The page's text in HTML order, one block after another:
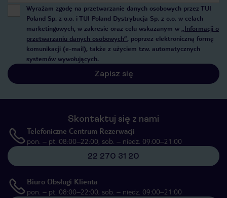
Wyrażam zgodę na przetwarzanie danych osobowych przez TUI
Poland Sp. z o.o. i TUI Poland Dystrybucja Sp. z o.o. w celach
marketingowych, w zakresie oraz celu wskazanym w „Informacji o
przetwarzaniu danych osobowych”, poprzez elektroniczną formę
komunikacji (e-mail), także z użyciem tzw. automatycznych
systemów wywołujących.
Zapisz się
Skontaktuj się z nami
Telefoniczne Centrum Rezerwacji
pon. – pt. 08:00–22:00, sob. – niedz. 09:00–21:00
22 270 31 20
Biuro Obsługi Klienta
pon. – pt. 08:00–22:00, sob. – niedz. 09:00–21:00